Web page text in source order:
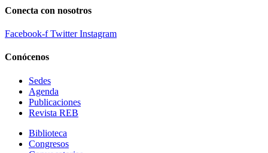
Conecta con nosotros
Facebook-f Twitter Instagram
Conócenos
Sedes
Agenda
Publicaciones
Revista REB
Biblioteca
Congresos